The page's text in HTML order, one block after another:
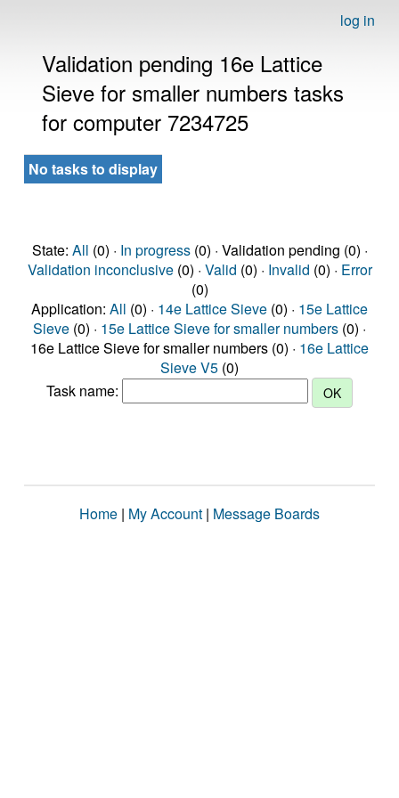
log in
Validation pending 16e Lattice
Sieve for smaller numbers tasks
for computer 7234725
No tasks to display
State: All (0) · In progress(0) · Validation pending (0) ·
Validation inconclusive(0) · Valid (0) · Invalid (0) · Error
(0)
Application: All (0) · 14e Lattice Sieve (0) · 15e Lattice
Sieve (0) · 15e Lattice Sieve for smaller numbers (0) ·
16e Lattice Sieve for smaller numbers (0) · 16e Lattice
Sieve V5 (0)
Task name:
Home | My Account | Message Boards